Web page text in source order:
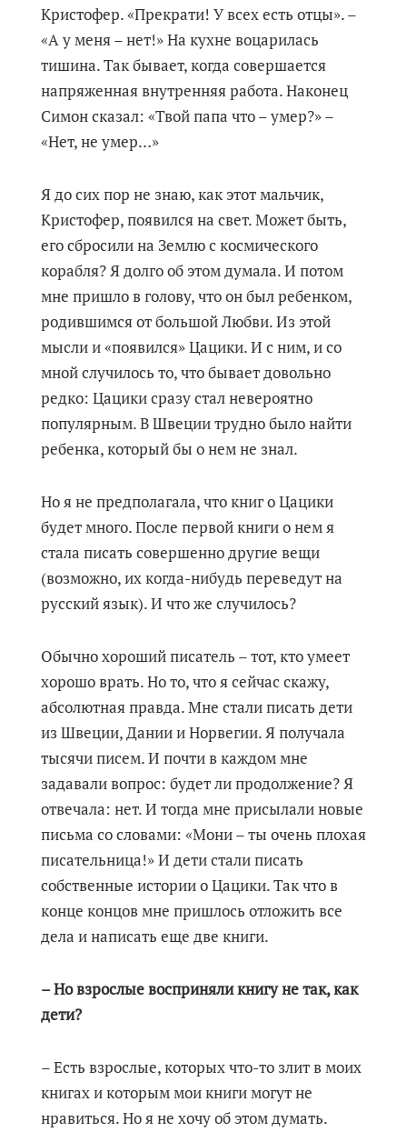
Кристофер. «Прекрати! У всех есть отцы». –
«А у меня – нет!» На кухне воцарилась
тишина. Так бывает, когда совершается
напряженная внутренняя работа. Наконец
Симон сказал: «Твой папа что – умер?» –
«Нет, не умер…»
Я до сих пор не знаю, как этот мальчик,
Кристофер, появился на свет. Может быть,
его сбросили на Землю с космического
корабля? Я долго об этом думала. И потом
мне пришло в голову, что он был ребенком,
родившимся от большой Любви. Из этой
мысли и «появился» Цацики. И с ним, и со
мной случилось то, что бывает довольно
редко: Цацики сразу стал невероятно
популярным. В Швеции трудно было найти
ребенка, который бы о нем не знал.
Но я не предполагала, что книг о Цацики
будет много. После первой книги о нем я
стала писать совершенно другие вещи
(возможно, их когда-нибудь переведут на
русский язык). И что же случилось?
Обычно хороший писатель – тот, кто умеет
хорошо врать. Но то, что я сейчас скажу,
абсолютная правда. Мне стали писать дети
из Швеции, Дании и Норвегии. Я получала
тысячи писем. И почти в каждом мне
задавали вопрос: будет ли продолжение? Я
отвечала: нет. И тогда мне присылали новые
письма со словами: «Мони – ты очень плохая
писательница!» И дети стали писать
собственные истории о Цацики. Так что в
конце концов мне пришлось отложить все
дела и написать еще две книги.
– Но взрослые восприняли книгу не так, как
дети?
– Есть взрослые, которых что-то злит в моих
книгах и которым мои книги могут не
нравиться. Но я не хочу об этом думать.